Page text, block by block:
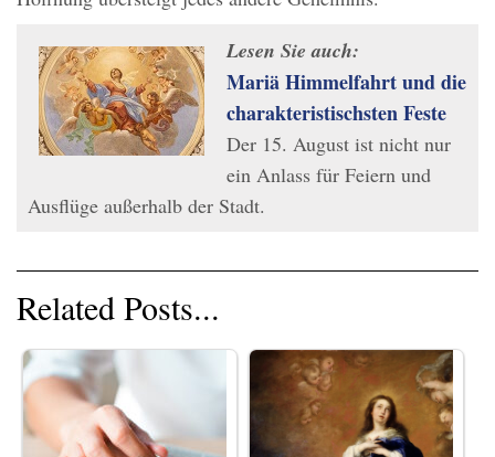
Lesen Sie auch:
Mariä Himmelfahrt und die
charakteristischsten Feste
Der 15. August ist nicht nur
ein Anlass für Feiern und
Ausflüge außerhalb der Stadt.
Related Posts...